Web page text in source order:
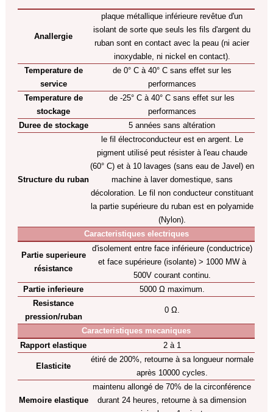
Anallergie
plaque métallique inférieure revêtue d'un
isolant de sorte que seuls les fils d'argent du
ruban sont en contact avec la peau (ni acier
inoxydable, ni nickel en contact).
Temperature de
service
de 0° C à 40° C sans effet sur les
performances
Temperature de
stockage
de -25° C à 40° C sans effet sur les
performances
Duree de stockage
5 années sans altération
Structure du ruban
le fil électroconducteur est en argent. Le
pigment utilisé peut résister à l'eau chaude
(60° C) et à 10 lavages (sans eau de Javel) en
machine à laver domestique, sans
décoloration. Le fil non conducteur constituant
la partie supérieure du ruban est en polyamide
(Nylon).
Caracteristiques electriques
Partie superieure
résistance
d'isolement entre face inférieure (conductrice)
et face supérieure (isolante) > 1000 MW à
500V courant continu.
Partie inferieure
5000 Ω maximum.
Resistance
pression/ruban
0 Ω.
Caracteristiques mecaniques
Rapport elastique
2 à 1
Elasticite
étiré de 200%, retourne à sa longueur normale
après 10000 cycles.
Memoire elastique
maintenu allongé de 70% de la circonférence
durant 24 heures, retourne à sa dimension